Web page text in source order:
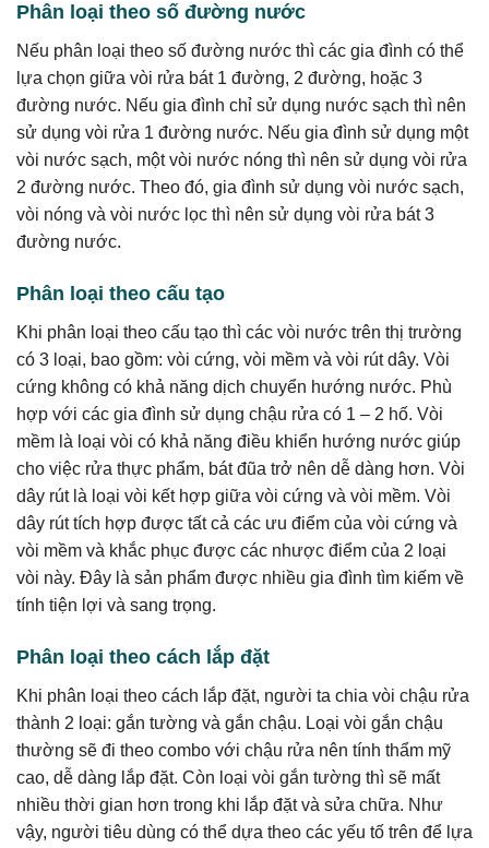
Phân loại theo số đường nước
Nếu phân loại theo số đường nước thì các gia đình có thể
lựa chọn giữa vòi rửa bát 1 đường, 2 đường, hoặc 3
đường nước. Nếu gia đình chỉ sử dụng nước sạch thì nên
sử dụng vòi rửa 1 đường nước. Nếu gia đình sử dụng một
vòi nước sạch, một vòi nước nóng thì nên sử dụng vòi rửa
2 đường nước. Theo đó, gia đình sử dụng vòi nước sạch,
vòi nóng và vòi nước lọc thì nên sử dụng vòi rửa bát 3
đường nước.
Phân loại theo cấu tạo
Khi phân loại theo cấu tạo thì các vòi nước trên thị trường
có 3 loại, bao gồm: vòi cứng, vòi mềm và vòi rút dây. Vòi
cứng không có khả năng dịch chuyển hướng nước. Phù
hợp với các gia đình sử dụng chậu rửa có 1 – 2 hố. Vòi
mềm là loại vòi có khả năng điều khiển hướng nước giúp
cho việc rửa thực phẩm, bát đũa trở nên dễ dàng hơn. Vòi
dây rút là loại vòi kết hợp giữa vòi cứng và vòi mềm. Vòi
dây rút tích hợp được tất cả các ưu điểm của vòi cứng và
vòi mềm và khắc phục được các nhược điểm của 2 loại
vòi này. Đây là sản phẩm được nhiều gia đình tìm kiếm về
tính tiện lợi và sang trọng.
Phân loại theo cách lắp đặt
Khi phân loại theo cách lắp đặt, người ta chia vòi chậu rửa
thành 2 loại: gắn tường và gắn chậu. Loại vòi gắn chậu
thường sẽ đi theo combo với chậu rửa nên tính thẩm mỹ
cao, dễ dàng lắp đặt. Còn loại vòi gắn tường thì sẽ mất
nhiều thời gian hơn trong khi lắp đặt và sửa chữa. Như
vậy, người tiêu dùng có thể dựa theo các yếu tố trên để lựa